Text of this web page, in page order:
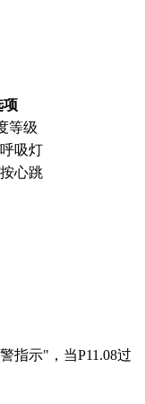
项
等级
吸灯
心跳
指示"，当P11.08过